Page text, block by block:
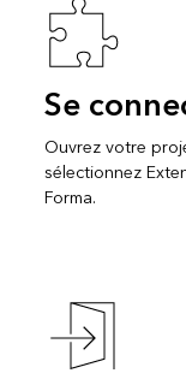
Se
Ouvrez votre
sélectionnez
Forma.